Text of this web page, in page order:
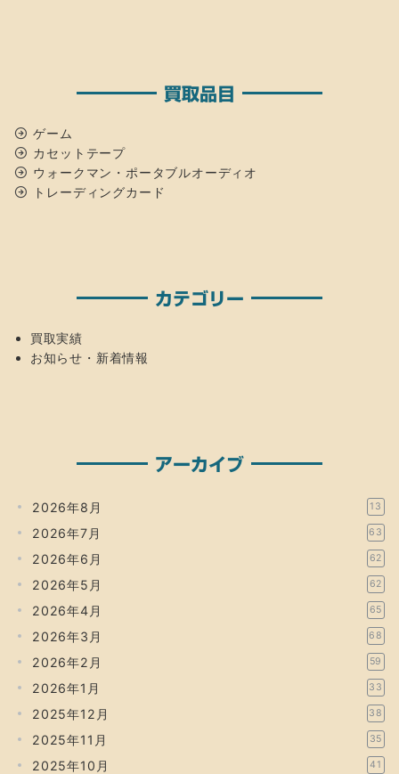
買取品目
ゲーム
カセットテープ
ウォークマン・ポータブルオーディオ
トレーディングカード
カテゴリー
買取実績
お知らせ・新着情報
アーカイブ
2026年8月 13
2026年7月 63
2026年6月 62
2026年5月 62
2026年4月 65
2026年3月 68
2026年2月 59
2026年1月 33
2025年12月 38
2025年11月 35
2025年10月 41